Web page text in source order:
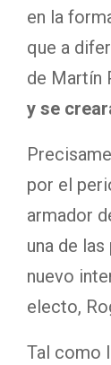
en la
que a
de Martín
y se
por el
armador
una de
nuevo
electo,
Tal como